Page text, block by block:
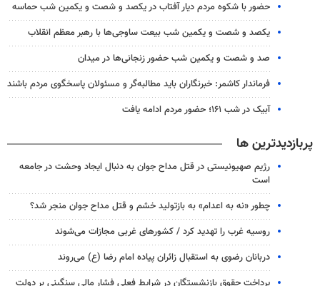
حضور با شکوه مردم دیار آفتاب در یکصد و شصت و یکمین شب حماسه
یکصد و شصت و یکمین شب بیعت ساوجی‌ها با رهبر معظم انقلاب
صد و شصت و یکمین شب حضور زنجانی‌ها در میدان
فرماندار کاشمر: خبرنگاران باید مطالبه‌گر و مسئولان پاسخگوی مردم باشند
آبیک در شب ۱۶۱؛ حضور مردم ادامه یافت
پربازدیدترین ها
رژیم صهیونیستی در قتل مداح جوان به دنبال ایجاد وحشت در جامعه
است
چطور «نه به اعدام» به بازتولید خشم و قتل مداح جوان منجر شد؟
روسیه غرب را تهدید کرد / کشورهای غربی مجازات می‌شوند
دربانان رضوی به استقبال زائران پیاده امام رضا (ع) می‌روند
پرداخت حقوق بازنشستگان در شرایط فعلی فشار مالی سنگینی بر دولت